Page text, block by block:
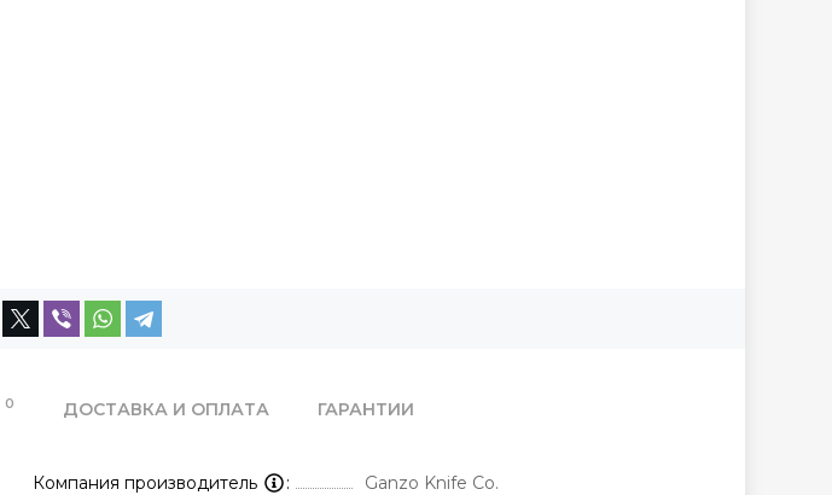
0 ДОСТАВКА И ОПЛАТА ГАРАНТИИ
Компания производитель Ganzo Knife Co.